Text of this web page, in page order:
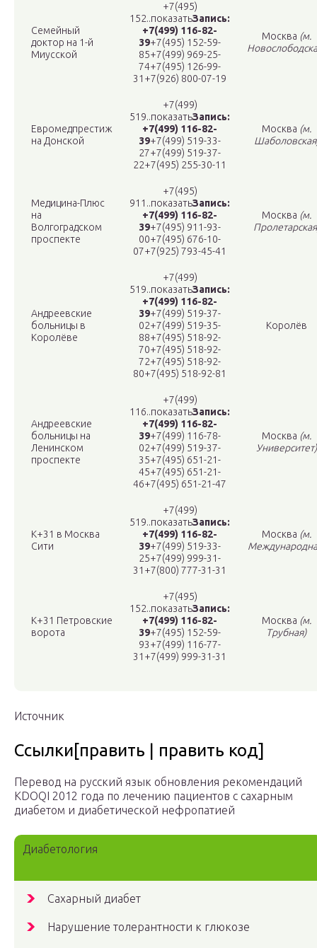
Семейный
доктор на 1-й
Миусской
+7(495)
152..показатьЗапись:
+7(499) 116-82-
39+7(495) 152-59-
85+7(499) 969-25-
74+7(495) 126-99-
31+7(926) 800-07-19
Москва (м.
Евромедпрестиж
на Донской
+7(499)
519..показатьЗапись:
+7(499) 116-82-
39+7(499) 519-33-
27+7(499) 519-37-
22+7(495) 255-30-11
Москва (м.
Медицина-Плюс
на
Волгоградском
проспекте
+7(495)
911..показатьЗапись:
+7(499) 116-82-
39+7(495) 911-93-
00+7(495) 676-10-
07+7(925) 793-45-41
Москва (м.
Андреевские
больницы в
Королёве
+7(499)
519..показатьЗапись:
+7(499) 116-82-
39+7(499) 519-37-
02+7(499) 519-35-
88+7(495) 518-92-
70+7(495) 518-92-
72+7(495) 518-92-
80+7(495) 518-92-81
Королёв
Андреевские
больницы на
Ленинском
проспекте
+7(499)
116..показатьЗапись:
+7(499) 116-82-
39+7(499) 116-78-
02+7(499) 519-37-
35+7(495) 651-21-
45+7(495) 651-21-
46+7(495) 651-21-47
Москва (м.
Университет)
К+31 в Москва
Сити
+7(499)
519..показатьЗапись:
+7(499) 116-82-
39+7(499) 519-33-
25+7(499) 999-31-
31+7(800) 777-31-31
Москва (м.
К+31 Петровские
ворота
+7(495)
152..показатьЗапись:
+7(499) 116-82-
39+7(495) 152-59-
93+7(499) 116-77-
31+7(499) 999-31-31
Москва (м.
Трубная)
Источник
Ссылки[править | править код]
Перевод на русский язык обновления рекомендаций
KDOQI 2012 года по лечению пациентов с сахарным
диабетом и диабетической нефропатией
Диабетология
Сахарный диабет
Нарушение толерантности к глюкозе